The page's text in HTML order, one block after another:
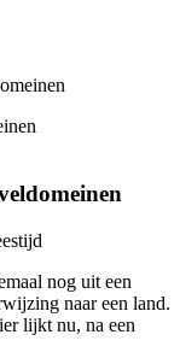
nog uit een
naar een land.
lijkt nu, na een